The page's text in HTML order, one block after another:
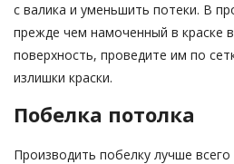
с валика и уменьшить потеки. В
прежде чем намоченный в краске
поверхность, проведите им по
излишки краски.
Побелка потолка
Производить побелку лучше